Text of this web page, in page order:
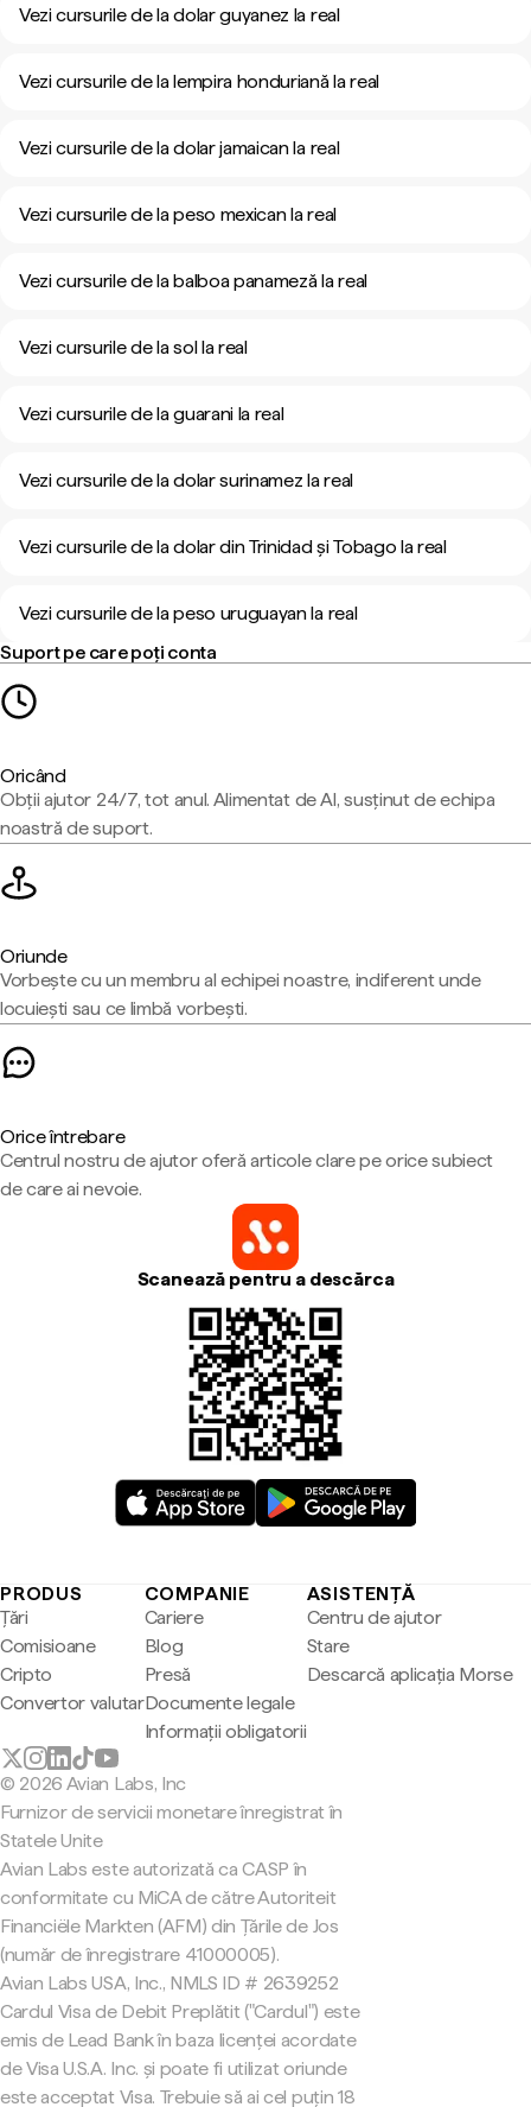
Vezi cursurile de la dolar guyanez la real
Vezi cursurile de la lempira honduriană la real
Vezi cursurile de la dolar jamaican la real
Vezi cursurile de la peso mexican la real
Vezi cursurile de la balboa panameză la real
Vezi cursurile de la sol la real
Vezi cursurile de la guarani la real
Vezi cursurile de la dolar surinamez la real
Vezi cursurile de la dolar din Trinidad și Tobago la real
Vezi cursurile de la peso uruguayan la real
Suport pe care poți conta
Oricând
Obții ajutor 24/7, tot anul. Alimentat de AI, susținut de echipa
noastră de suport.
Oriunde
Vorbește cu un membru al echipei noastre, indiferent unde
locuiești sau ce limbă vorbești.
Orice întrebare
Centrul nostru de ajutor oferă articole clare pe orice subiect
de care ai nevoie.
Scanează pentru a descărca
PRODUS
Țări
Comisioane
Cripto
Convertor valutar
COMPANIE
Cariere
Blog
Presă
Documente legale
Informații obligatorii
ASISTENȚĂ
Centru de ajutor
Stare
Descarcă aplicația Morse
© 2026 Avian Labs, Inc
Furnizor de servicii monetare înregistrat în
Statele Unite
Avian Labs este autorizată ca CASP în
conformitate cu MiCA de către Autoriteit
Financiële Markten (AFM) din Țările de Jos
(număr de înregistrare 41000005).
Avian Labs USA, Inc., NMLS ID # 2639252
Cardul Visa de Debit Preplătit ("Cardul") este
emis de Lead Bank în baza licenței acordate
de Visa U.S.A. Inc. și poate fi utilizat oriunde
este acceptat Visa. Trebuie să ai cel puțin 18